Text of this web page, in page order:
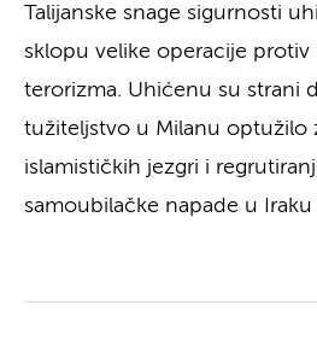
Talijanske snage sigurnosti
sklopu velike operacije
terorizma. Uhićenu su strani
tužiteljstvo u Milanu optužilo
islamističkih jezgri i
samoubilačke napade u Iraku